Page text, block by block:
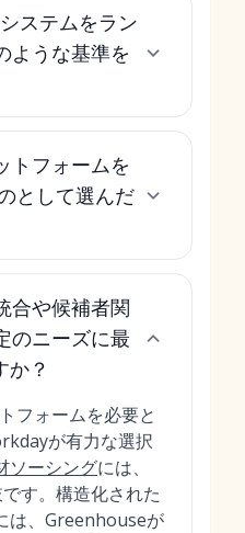
ステムをラン
ような基準を
トフォームを
として選んだ
合や候補者関
のニーズに最
か？
フォームを必要と
が有力な選択
ソーシングには、
す。構造化された
は、Greenhouseが